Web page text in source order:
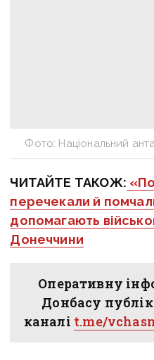
Фото: Національний
ЧИТАЙТЕ ТАКОЖ:
перечекали й
допомагають
Донеччини
Оперативну
Донбасу
каналі t.me/